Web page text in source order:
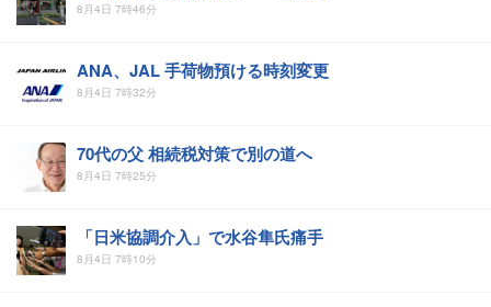
8月4日 7時46分
ANA、JAL 手荷物預ける時刻変更
8月4日 7時32分
70代の父 相続税対策で別の道へ
8月4日 7時25分
「日米協調介入」で水谷隼氏痛手
8月4日 7時10分